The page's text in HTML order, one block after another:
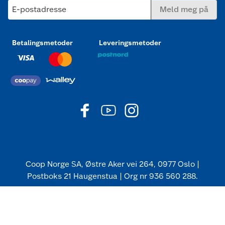
E-postadresse Meld meg på
Betalingsmetoder Leveringsmetoder
Coop Norge SA, Østre Aker vei 264, 0977 Oslo |
Postboks 21 Haugenstua | Org nr 936 560 288.